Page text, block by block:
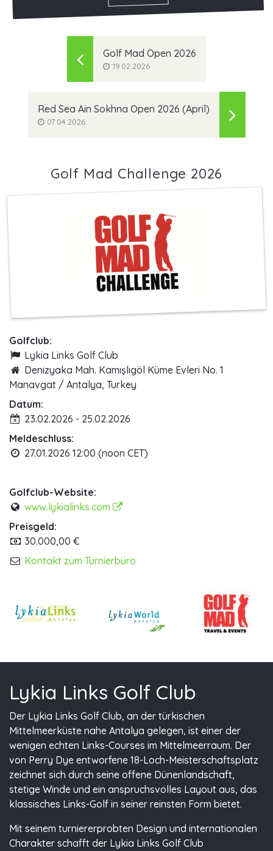
Golf Mad Open 2026
19.02.2026
Red Sea Ain Sokhna Open 2026 (April)
07.04.2026
Golf Mad Challenge 2026
Golfclub:
Lykia Links Golf Club
Denizyaka Mah. Kamışlıgöl Küme Evleri No. 1
Manavgat / Antalya, Turkey
Datum:
23.02.2026 - 25.02.2026
Meldeschluss:
27.01.2026 12:00 (noon CET)
Golfclub-Website:
www.lykialinks.com
Preisgeld:
30.000,00 €
Kontakt zum Turnierbüro
Lykia Links Golf Club
Der Lykia Links Golf Club, an der türkischen
Mittelmeerküste nahe Antalya gelegen, ist einer der
wenigen echten Links-Courses im Mittelmeerraum. Der
von Perry Dye entworfene 18-Loch-Meisterschaftsplatz
zeichnet sich durch seine offene Dünenlandschaft,
stetige Winde und ein anspruchsvolles Layout aus, das
klassisches Links-Golf in seiner reinsten Form bietet.
Mit seinem turniererprobten Design und internationalen
Charakter schafft der Lykia Links Golf Club